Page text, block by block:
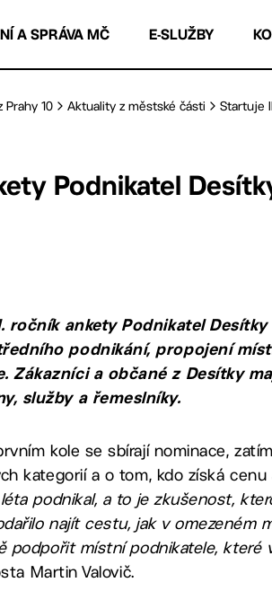
A SPRÁVA MČ E-SLUŽBY
Prahy 10 Aktuality z městské části Startuje
Podnikatel
ročník ankety Podnikatel
podnikání, propojení
Zákazníci a občané z Desítky
služby a řemeslníky.
kole se sbírají nominace,
kategorií a o tom, kdo získá cenu
podnikal, a to je zkušenost,
najít cestu, jak v omezeném
místní podnikatele, které
Martin Valovič.